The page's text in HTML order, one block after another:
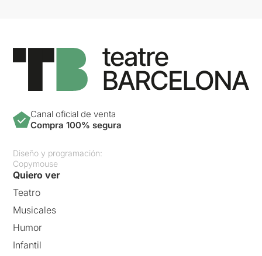
Canal oficial de venta
Compra 100% segura
Diseño y programación:
Copymouse
Quiero ver
Teatro
Musicales
Humor
Infantil